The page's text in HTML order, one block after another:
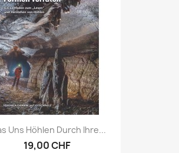
Uns Höhlen Durch Ihre...
19,00 CHF